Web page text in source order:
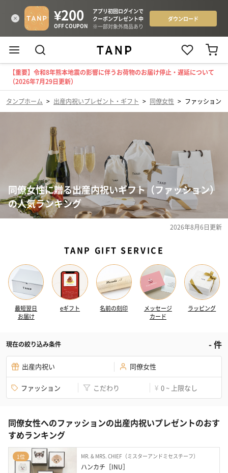
【重要】令和8年熊本地震の影響に伴うお荷物のお届け停止・遅延について
（2026年7月29日更新）
タンプホーム > 出産内祝いプレゼント・ギフト > 同僚女性 > ファッション
同僚女性に贈る出産内祝いギフト（ファッション）
の人気ランキング
2026年8月6日更新
TANP GIFT SERVICE
最短翌日
お届け
eギフト 名前の刻印
メッセージ
カード
ラッピング
現在の絞り込み条件 -件
出産内祝い 同僚女性
ファッション こだわり ¥ 0 ~ 上限なし
同僚女性へのファッションの出産内祝いプレゼントのおす
すめランキング
1位 MR. & MRS. CHIEF（ミスターアンドミセスチーフ）
ハンカチ［INU］